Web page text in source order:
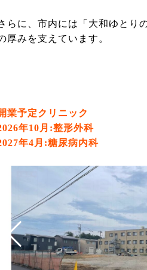
らに、市内には「大和ゆとり
厚みを支えています。
業予定クリニック
年10月:整形外科
年4月:糖尿病内科